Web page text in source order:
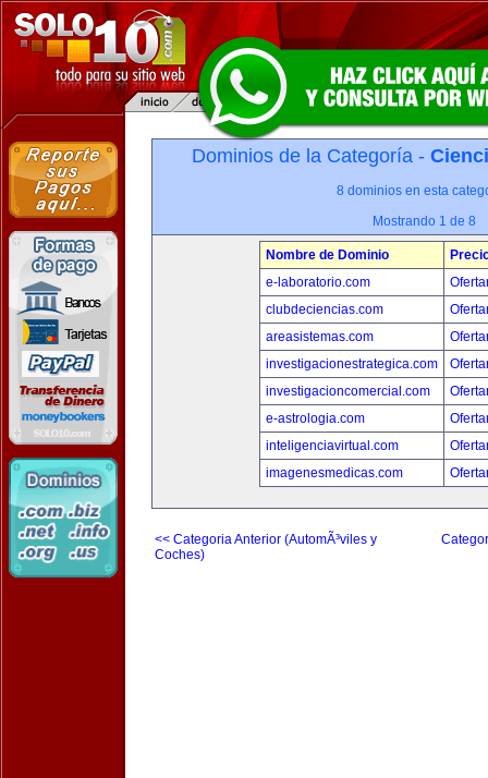
Dominios de la Categoría -
8 dominios en esta
Mostrando 1 de 8
Nombre de Dominio
e-laboratorio.com
clubdeciencias.com
areasistemas.com
investigacionestrategica.com
investigacioncomercial.com
e-astrologia.com
inteligenciavirtual.com
imagenesmedicas.com
<< Categoria Anterior (AutomÃ³viles y
Coches)